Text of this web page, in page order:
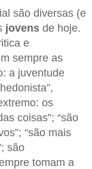
são diversas (e
jovens de hoje.
e
sempre as
a juventude
os
coisas”; “são
“são mais
são
tomam a